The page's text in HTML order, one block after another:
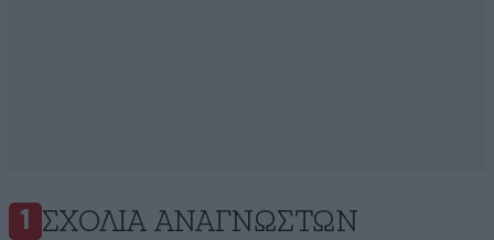
1 ΣΧΌΛΙΑ ΑΝΑΓΝΩΣΤΏΝ